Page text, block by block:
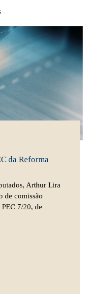
da Reforma
Arthur Lira
de comissão
7/20, de